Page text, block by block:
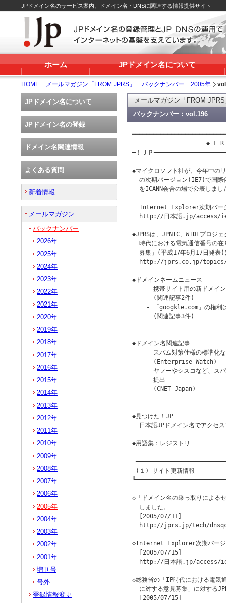
JPドメイン名のサービス案内、ドメイン名・DNSに関連する情報提供サイト
ホーム JPドメイン名について
HOME メールマガジン「FROM JPRS」 バックナンバー 2005年
メールマガジン「FROM
バックナンバー：vol.196
◆ F
━！ＪＰ
◆マイクロソフト社が、今年中
の次期バージョン(IE7)で国際
をICANN会合の場で公表しまし
Internet Explorer次期バー
http://日本語.jp/access/
◆JPRSは、JPNIC、WIDEプロジ
時代における電気通信番号の
募集」(平成17年6月17日発表)
http://jprs.co.jp/
◆ドメインネームニュース
- 携帯サイト用の新ドメイ
      (関連記事2件)
- 「googkle.com」の権利
      (関連記事3件)
◆ドメイン名関連記事
- スパム対策仕様の標準化
      (Enterprise Watch)
- ヤフーやシスコなど、ス
      提出
      (CNET Japan)
◆見つけた！JP
日本語JPドメイン名でアクセ
◆用語集：レジストリ
(１) サイト更新情報
◇「ドメイン名の乗っ取りによる
  しました。
  [2005/07/11]
http://jprs.jp/tech/
◇Internet Explorer次期バージ
  [2005/07/15]
http://日本語.jp/access/
◇総務省の「IP時代における電気
に対する意見募集」に対する
  [2005/07/15]
JPドメイン名について
JPドメイン名の登録
ドメイン名関連情報
よくある質問
新着情報
メールマガジン
バックナンバー
2026年
2025年
2024年
2023年
2022年
2021年
2020年
2019年
2018年
2017年
2016年
2015年
2014年
2013年
2012年
2011年
2010年
2009年
2008年
2007年
2006年
2005年
2004年
2003年
2002年
2001年
増刊号
号外
登録情報変更